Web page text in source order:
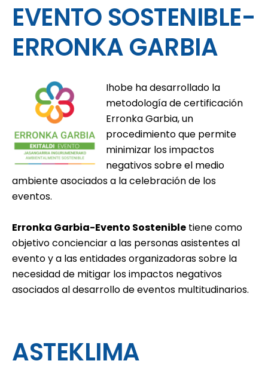
EVENTO SOSTENIBLE-
ERRONKA GARBIA
Ihobe ha desarrollado la
metodología de certificación
Erronka Garbia, un
procedimiento que permite
minimizar los impactos
negativos sobre el medio
ambiente asociados a la celebración de los
eventos.
Erronka Garbia-Evento Sostenible tiene como
objetivo concienciar a las personas asistentes al
evento y a las entidades organizadoras sobre la
necesidad de mitigar los impactos negativos
asociados al desarrollo de eventos multitudinarios.
ASTEKLIMA